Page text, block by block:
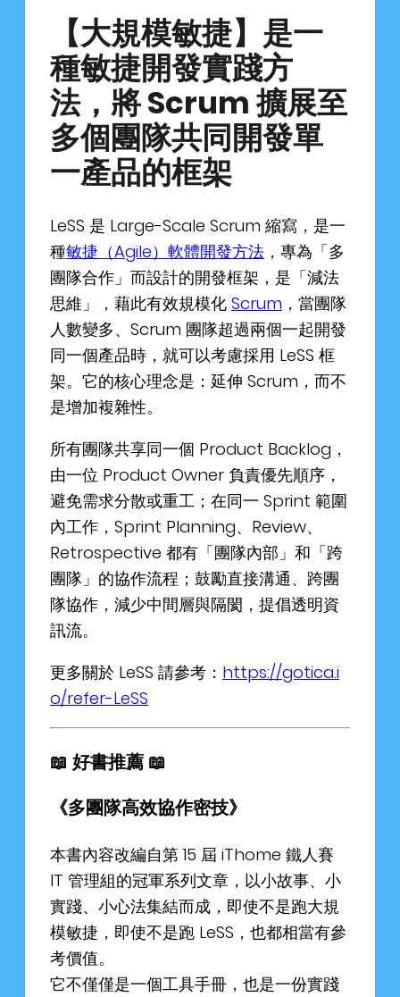
【大規模敏捷】是一
種敏捷開發實踐方
法，將 Scrum 擴展至
多個團隊共同開發單
一產品的框架
LeSS 是 Large-Scale Scrum 縮寫，是一
種敏捷（Agile）軟體開發方法 ，專為「多
團隊合作」而設計的開發框架，是「減法
思維」，藉此有效規模化 Scrum ，當團隊
人數變多、Scrum 團隊超過兩個一起開發
同一個產品時，就可以考慮採用 LeSS 框
架。它的核心理念是：延伸 Scrum，而不
是增加複雜性。
所有團隊共享同一個 Product Backlog，
由一位 Product Owner 負責優先順序，
避免需求分散或重工；在同一 Sprint 範圍
內工作，Sprint Planning、Review、
Retrospective 都有「團隊內部」和「跨
團隊」的協作流程；鼓勵直接溝通、跨團
隊協作，減少中間層與隔閡，提倡透明資
訊流。
更多關於 LeSS 請參考： https://gotica.i
o/refer-LeSS
📖 好書推薦 📖
《多團隊高效協作密技》
本書內容改編自第 15 屆 iThome 鐵人賽
IT 管理組的冠軍系列文章，以小故事、小
實踐、小心法集結而成，即使不是跑大規
模敏捷，即使不是跑 LeSS，也都相當有參
考價值。
它不僅僅是一個工具手冊，也是一份實踐
Product Owner
ScrumMaster
Data Scientist
Product Designer
Talent Developer
Product Developer
Why Join Us
Current Openings
Interview Process
NEWS
CONTACT
EN 繁中